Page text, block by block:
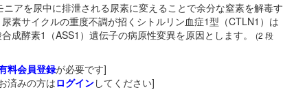
アを尿中に排泄される尿素に変えることで余分な窒素を解毒す
素サイクルの重度不調が招くシトルリン血症1型（CTLN1）は
成酵素1（ASS1）遺伝子の病原性変異を原因とします。
(2 段
料会員登録が必要です]
済みの方はログインしてください]